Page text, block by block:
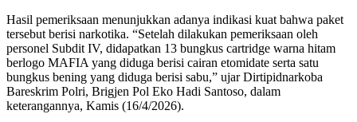
Hasil pemeriksaan menunjukkan adanya indikasi kuat bahwa paket
tersebut berisi narkotika. “Setelah dilakukan pemeriksaan oleh
personel Subdit IV, didapatkan 13 bungkus cartridge warna hitam
berlogo MAFIA yang diduga berisi cairan etomidate serta satu
bungkus bening yang diduga berisi sabu,” ujar Dirtipidnarkoba
Bareskrim Polri, Brigjen Pol Eko Hadi Santoso, dalam
keterangannya, Kamis (16/4/2026).